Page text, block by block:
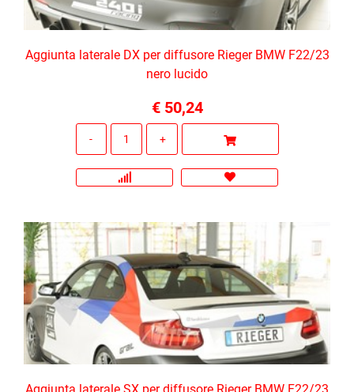
Aggiunta laterale DX per diffusore Rieger BMW F22/23
nero lucido
€ 50,24
Aggiunta laterale SX per diffusore Rieger BMW F22/23